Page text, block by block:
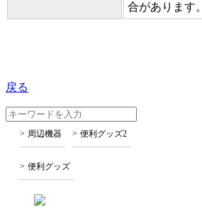
合があります。
戻る
周辺機器 便利グッズ2
便利グッズ